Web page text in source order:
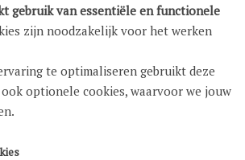
gebruik van essentiële en functionele
zijn noodzakelijk voor het werken
te optimaliseren gebruikt deze
optionele cookies, waarvoor we jouw